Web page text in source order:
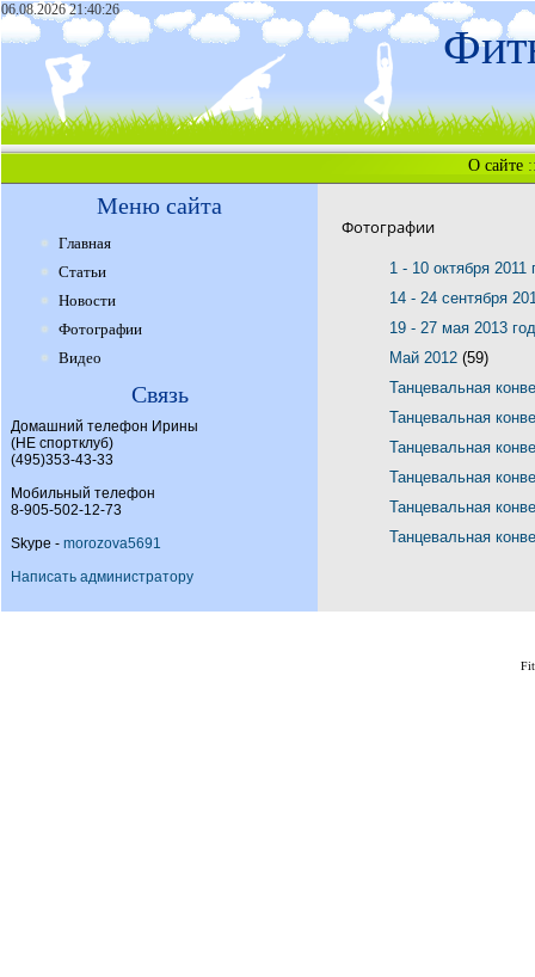
06.08.2026 21:40:26
О сайте
Меню сайта
Главная
Статьи
Новости
Фотографии
Видео
Связь
Домашний телефон Ирины
(НЕ спортклуб)
(495)353-43-33
Мобильный телефон
8-905-502-12-73
Skype - morozova5691
Написать администратору
Фотографии
1 - 10 октября 2011
14 - 24 сентября
19 - 27 мая 2013
Май 2012 (59)
Танцевальная
Танцевальная
Танцевальная
Танцевальная
Танцевальная
Танцевальная